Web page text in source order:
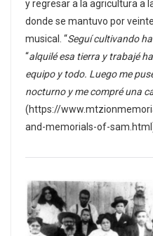
y regresar a la agricultura a
donde se mantuvo por
musical. “Seguí cultivando
“alquilé esa tierra y trabajé
equipo y todo. Luego me
nocturno y me compré una
(https://
and-memorials-of-